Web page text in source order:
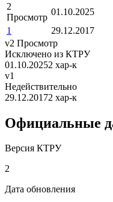
2
Просмотр
01.10.2025
1
29.12.2017
v2 Просмотр
Исключено из КТРУ
01.10.20252 хар-к
v1
Недействительно
29.12.20172 хар-к
Официальные
Версия КТРУ
2
Дата обновления